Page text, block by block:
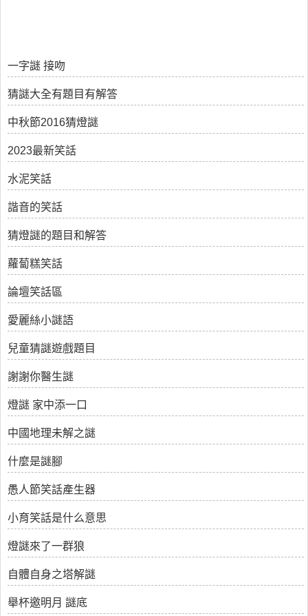
一字謎 接吻
猜謎大全有題目有解答
中秋節2016猜燈謎
2023最新笑話
水泥笑話
諧音的笑話
猜燈謎的題目和解答
蘿蔔糕笑話
論壇笑話區
愛麗絲小謎語
兒童猜謎遊戲題目
謝謝你醫生謎
燈謎 家中添一口
中國地理未解之謎
什麼是謎腳
愚人節笑話產生器
小育笑話是什么意思
燈謎來了一群狼
自體自身之塔解謎
舉杯邀明月 謎底